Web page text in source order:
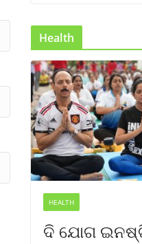
Health
HEALTH
ଦି ଯୋଗ